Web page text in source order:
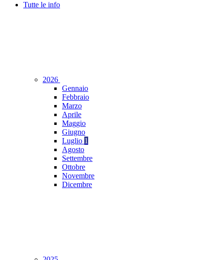
Tutte le info
2026
Gennaio
Febbraio
Marzo
Aprile
Maggio
Giugno
Luglio 1
Agosto
Settembre
Ottobre
Novembre
Dicembre